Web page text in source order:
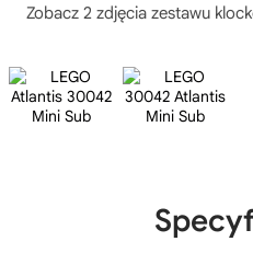
Zobacz 2 zdjęcia zestawu